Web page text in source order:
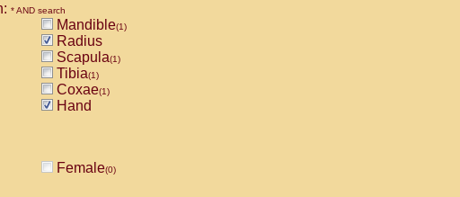
* AND search
Mandible(1)
Radius
Scapula(1)
Tibia(1)
Coxae(1)
Hand
Female(0)